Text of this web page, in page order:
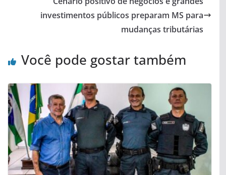
investimentos públicos preparam MS para
mudanças tributárias
Você pode gostar também